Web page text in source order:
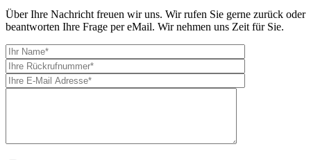
Über Ihre Nachricht freuen wir uns. Wir rufen Sie gerne zurück oder
beantworten Ihre Frage per eMail. Wir nehmen uns Zeit für Sie.